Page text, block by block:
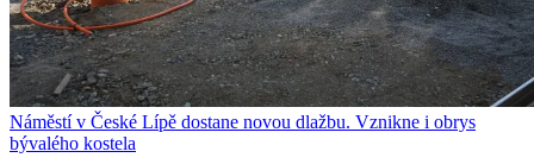
Náměstí v České Lípě dostane novou dlažbu. Vznikne i obrys
bývalého kostela